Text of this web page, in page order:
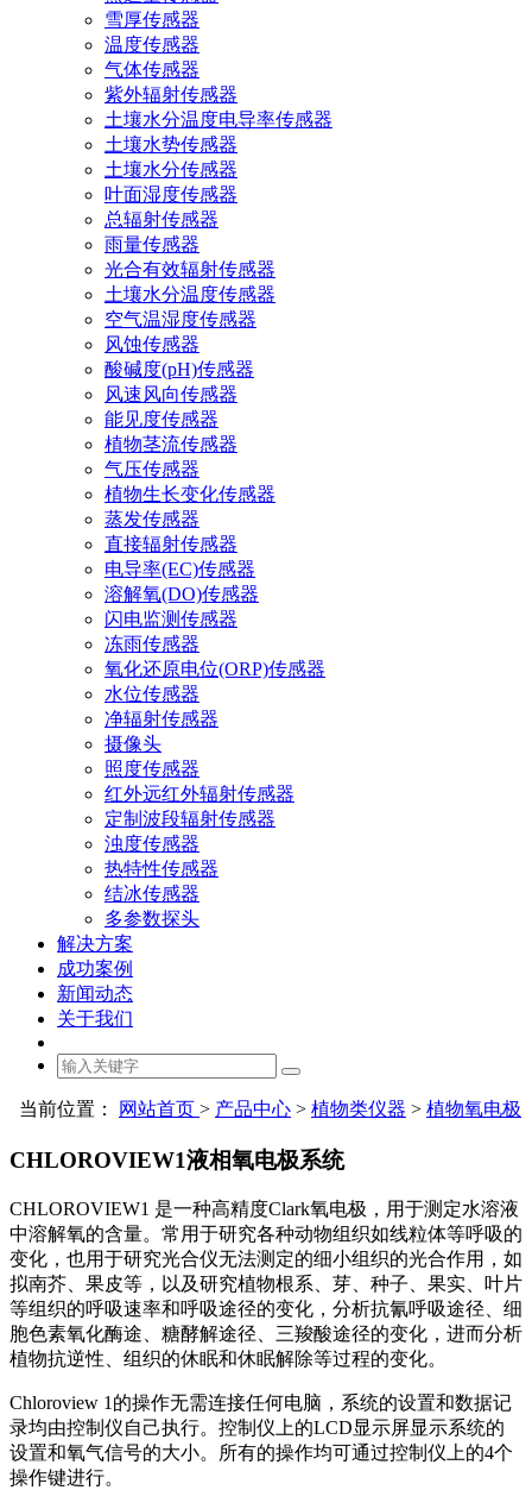
雪厚传感器
温度传感器
气体传感器
紫外辐射传感器
土壤水分温度电导率传感器
土壤水势传感器
土壤水分传感器
叶面湿度传感器
总辐射传感器
雨量传感器
光合有效辐射传感器
土壤水分温度传感器
空气温湿度传感器
风蚀传感器
酸碱度(pH)传感器
风速风向传感器
能见度传感器
植物茎流传感器
气压传感器
植物生长变化传感器
蒸发传感器
直接辐射传感器
电导率(EC)传感器
溶解氧(DO)传感器
闪电监测传感器
冻雨传感器
氧化还原电位(ORP)传感器
水位传感器
净辐射传感器
摄像头
照度传感器
红外远红外辐射传感器
定制波段辐射传感器
浊度传感器
热特性传感器
结冰传感器
多参数探头
解决方案
成功案例
新闻动态
关于我们
当前位置： 网站首页 > 产品中心 > 植物类仪器 > 植物氧电极
CHLOROVIEW1液相氧电极系统
CHLOROVIEW1 是一种高精度Clark氧电极，用于测定水溶液
中溶解氧的含量。常用于研究各种动物组织如线粒体等呼吸的
变化，也用于研究光合仪无法测定的细小组织的光合作用，如
拟南芥、果皮等，以及研究植物根系、芽、种子、果实、叶片
等组织的呼吸速率和呼吸途径的变化，分析抗氰呼吸途径、细
胞色素氧化酶途、糖酵解途径、三羧酸途径的变化，进而分析
植物抗逆性、组织的休眠和休眠解除等过程的变化。
Chloroview 1的操作无需连接任何电脑，系统的设置和数据记
录均由控制仪自己执行。控制仪上的LCD显示屏显示系统的
设置和氧气信号的大小。所有的操作均可通过控制仪上的4个
操作键进行。